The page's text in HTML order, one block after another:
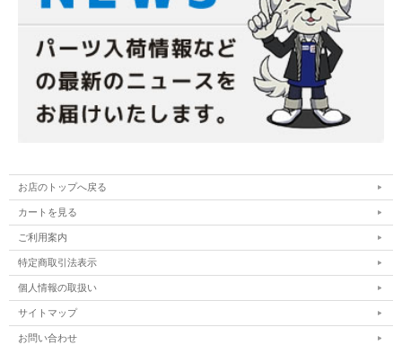
お店のトップへ戻る
カートを見る
ご利用案内
特定商取引法表示
個人情報の取扱い
サイトマップ
お問い合わせ